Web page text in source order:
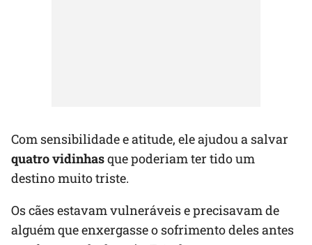
Com sensibilidade e atitude, ele ajudou a salvar
quatro vidinhasque poderiam ter tido um
destino muito triste.
Os cães estavam vulneráveis e precisavam de
alguém que enxergasse o sofrimento deles antes